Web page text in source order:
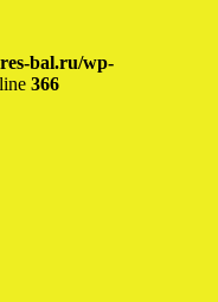
bal.ru/wp-
366